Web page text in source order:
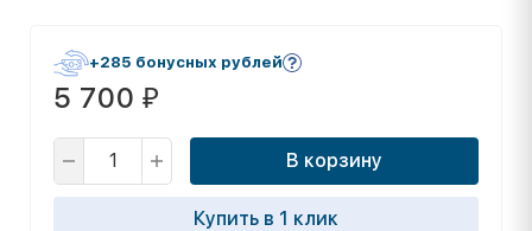
+285 бонусных рублей
5 700 ₽
В корзину
Купить в 1 клик